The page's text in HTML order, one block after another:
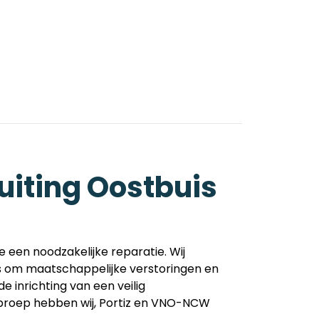
Oostbuis
noodzakelijke reparatie. Wij
om maatschappelijke verstoringen en
inrichting van een veilig
hebben wij, Portiz en VNO-NCW